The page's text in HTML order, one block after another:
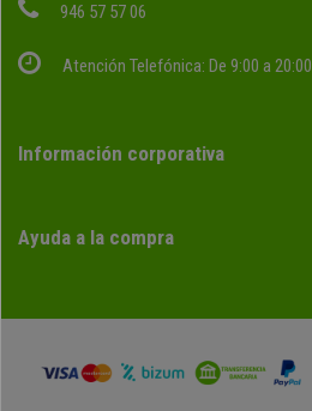
946 57 57 06
Atención Telefónica: De 9:00 a 20:00
Información corporativa
Ayuda a la compra